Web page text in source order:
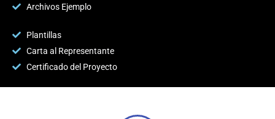
Archivos Ejemplo
Plantillas
Carta al Representante
Certificado del Proyecto